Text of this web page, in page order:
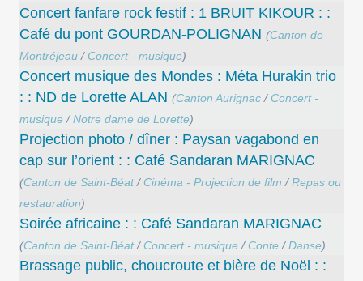
Concert fanfare rock festif : 1 BRUIT KIKOUR : :
Café du pont GOURDAN-POLIGNAN (Canton de
Montréjeau / Concert - musique)
Concert musique des Mondes : Méta Hurakin trio
: : ND de Lorette ALAN (Canton Aurignac / Concert -
musique /Notre dame de Lorette)
Projection photo / dîner : Paysan vagabond en
cap sur l’orient : : Café Sandaran MARIGNAC
(Canton de Saint-Béat/ Cinéma - Projection de film /Repas ou
restauration)
Soirée africaine : : Café Sandaran MARIGNAC
(Canton de Saint-Béat/ Concert - musique / Conte /Danse)
Brassage public, choucroute et bière de Noël : :